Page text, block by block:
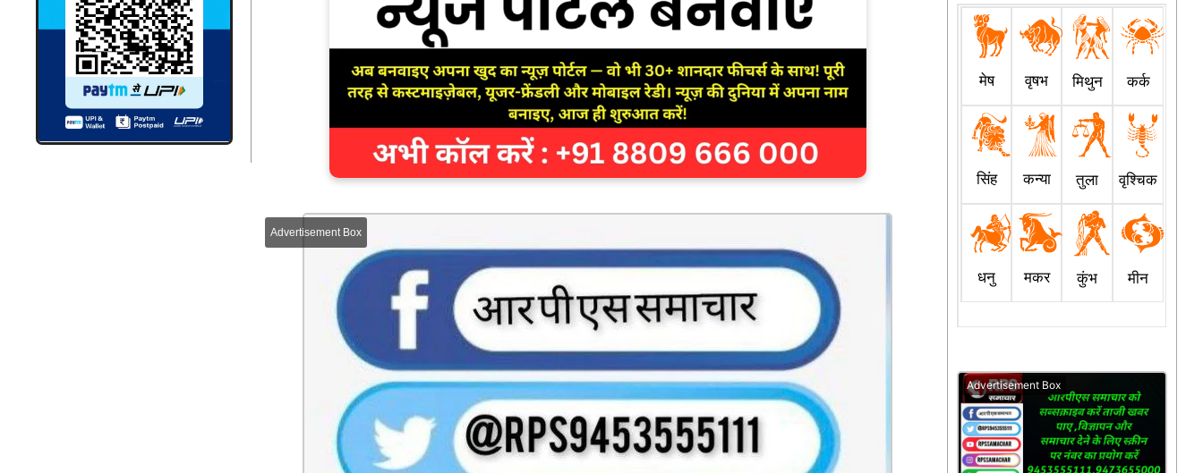
Advertisement Box
मेष वृषभ मिथुन कर्क
सिंह कन्या तुला वृश्चिक
धनु मकर कुंभ मीन
Advertisement Box